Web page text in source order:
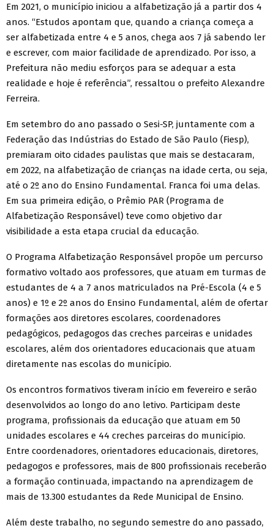
Em 2021, o município iniciou a alfabetização já a partir dos 4
anos. “Estudos apontam que, quando a criança começa a
ser alfabetizada entre 4 e 5 anos, chega aos 7 já sabendo ler
e escrever, com maior facilidade de aprendizado. Por isso, a
Prefeitura não mediu esforços para se adequar a esta
realidade e hoje é referência”, ressaltou o prefeito Alexandre
Ferreira.
Em setembro do ano passado o Sesi-SP, juntamente com a
Federação das Indústrias do Estado de São Paulo (Fiesp),
premiaram oito cidades paulistas que mais se destacaram,
em 2022, na alfabetização de crianças na idade certa, ou seja,
até o 2º ano do Ensino Fundamental. Franca foi uma delas.
Em sua primeira edição, o Prêmio PAR (Programa de
Alfabetização Responsável) teve como objetivo dar
visibilidade a esta etapa crucial da educação.
O Programa Alfabetização Responsável propõe um percurso
formativo voltado aos professores, que atuam em turmas de
estudantes de 4 a 7 anos matriculados na Pré-Escola (4 e 5
anos) e 1º e 2º anos do Ensino Fundamental, além de ofertar
formações aos diretores escolares, coordenadores
pedagógicos, pedagogos das creches parceiras e unidades
escolares, além dos orientadores educacionais que atuam
diretamente nas escolas do município.
Os encontros formativos tiveram início em fevereiro e serão
desenvolvidos ao longo do ano letivo. Participam deste
programa, profissionais da educação que atuam em 50
unidades escolares e 44 creches parceiras do município.
Entre coordenadores, orientadores educacionais, diretores,
pedagogos e professores, mais de 800 profissionais receberão
a formação continuada, impactando na aprendizagem de
mais de 13.300 estudantes da Rede Municipal de Ensino.
Além deste trabalho, no segundo semestre do ano passado,